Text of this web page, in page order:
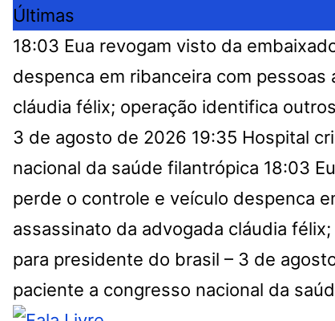
Últimas
18:03 Eua revogam visto da
despenca em ribanceira com pessoas
cláudia félix; operação identifica
3 de agosto de 2026 19:35 Hospital
nacional da saúde filantrópica 18:03
perde o controle e veículo despenca
assassinato da advogada cláudia
para presidente do brasil – 3 de
paciente a congresso nacional da